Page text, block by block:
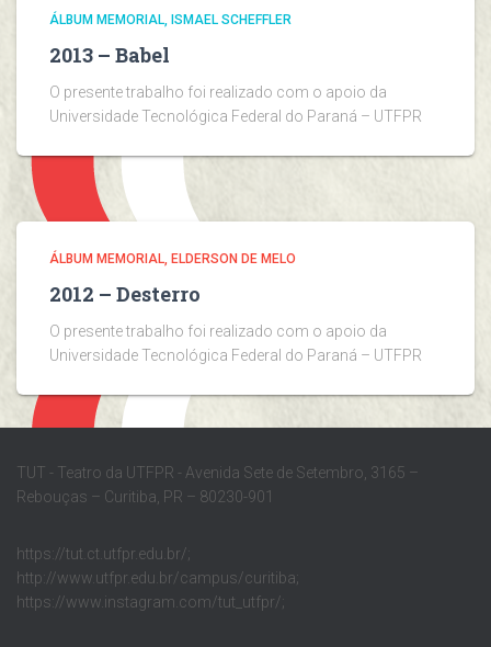
ÁLBUM MEMORIAL ISMAEL SCHEFFLER
2013 – Babel
O presente trabalho foi realizado com o apoio da
Universidade Tecnológica Federal do Paraná – UTFPR
ÁLBUM MEMORIAL ELDERSON DE MELO
2012 – Desterro
O presente trabalho foi realizado com o apoio da
Universidade Tecnológica Federal do Paraná – UTFPR
TUT - Teatro da UTFPR - Avenida Sete de Setembro, 3165 –
Rebouças – Curitiba, PR – 80230-901
https://tut.ct.utfpr.edu.br/;
http://www.utfpr.edu.br/campus/curitiba;
https://www.instagram.com/tut_utfpr/;